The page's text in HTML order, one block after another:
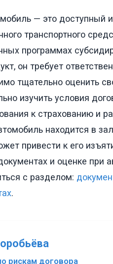
— это доступный
транспортного
программах
он требует
тщательно оценить
изучить условия
к страхованию и
находится в
привести к его
и оценке при
с разделом:
.
рискам договора